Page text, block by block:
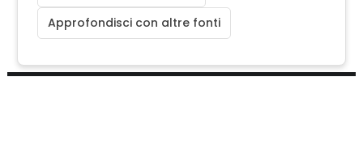
Approfondisci con altre fonti